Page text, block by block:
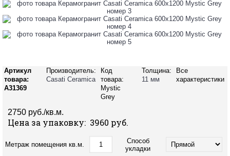
Артикул
товара:
A31369
Производитель:
Casati Ceramica
Код
товара:
Mystic
Grey
Толщина:
11 мм
Все
характеристики
2750 руб./кв.м.
Цена за упаковку: 3960 руб.
Метраж помещения кв.м.
Способ
укладки